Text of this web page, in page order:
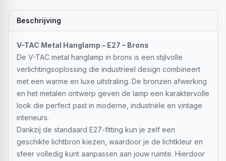
Beschrijving
V-TAC Metal Hanglamp – E27 – Brons
De V-TAC metal hanglamp in brons is een stijlvolle
verlichtingsoplossing die industrieel design combineert
met een warme en luxe uitstraling. De bronzen afwerking
en het metalen ontwerp geven de lamp een karaktervolle
look die perfect past in moderne, industriële en vintage
interieurs.
Dankzij de standaard E27-fitting kun je zelf een
geschikte lichtbron kiezen, waardoor je de lichtkleur en
sfeer volledig kunt aanpassen aan jouw ruimte. Hierdoor